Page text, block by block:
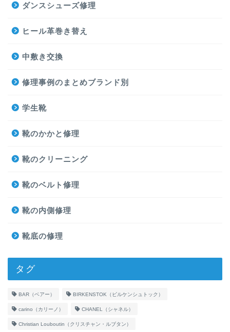
ダンスシューズ修理
ヒール革巻き替え
中敷き交換
修理事例のまとめブランド別
学生靴
靴のかかと修理
靴のクリーニング
靴のベルト修理
靴の内側修理
靴底の修理
タグ
BAR（ベアー） BIRKENSTOK（ビルケンシュトック）
carino（カリーノ） CHANEL（シャネル）
Christian Louboutin（クリスチャン・ルブタン）